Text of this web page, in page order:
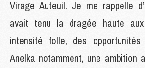
Virage Auteuil. Je me rappelle
avait tenu la dragée haute aux
intensité folle, des
Anelka notamment, une ambition